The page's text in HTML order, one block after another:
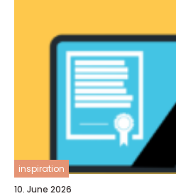
inspiration
10. June 2026